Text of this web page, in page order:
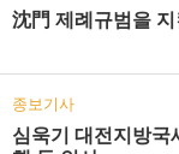
沈門 제례규범을
종보기사
심욱기 대전지방국